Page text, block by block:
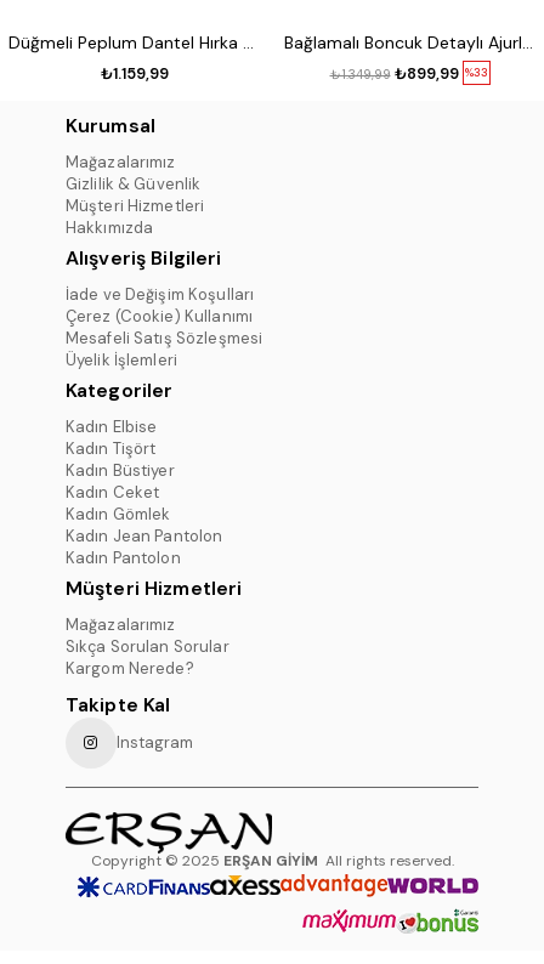
Düğmeli Peplum Dantel Hırka Siyah
₺1.159,99
Bağlamalı Boncuk Detaylı Ajurlu Hırka Siyah
%33
₺899,99
₺1.349,99
Kurumsal
Mağazalarımız
Gizlilik & Güvenlik
Müşteri Hizmetleri
Hakkımızda
Alışveriş Bilgileri
İade ve Değişim Koşulları
Çerez (Cookie) Kullanımı
Mesafeli Satış Sözleşmesi
Üyelik İşlemleri
Kategoriler
Kadın Elbise
Kadın Tişört
Kadın Büstiyer
Kadın Ceket
Kadın Gömlek
Kadın Jean Pantolon
Kadın Pantolon
Müşteri Hizmetleri
Mağazalarımız
Sıkça Sorulan Sorular
Kargom Nerede?
Takipte Kal
Instagram
Copyright © 2025 ERŞAN GİYİM All rights reserved.